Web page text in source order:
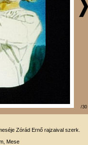
/30
Zórád Ernő rajzaival szerk.
Mese